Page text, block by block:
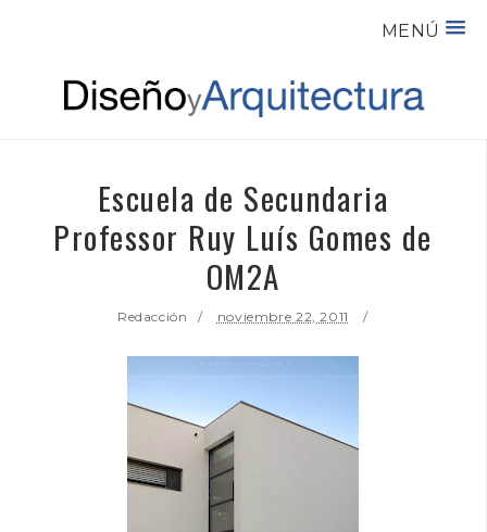
MENÚ
Escuela de Secundaria
Professor Ruy Luís Gomes de
OM2A
Redacción noviembre 22, 2011